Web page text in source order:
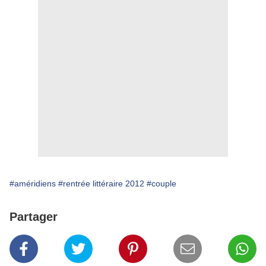
#améridiens #rentrée littéraire 2012 #couple
Partager